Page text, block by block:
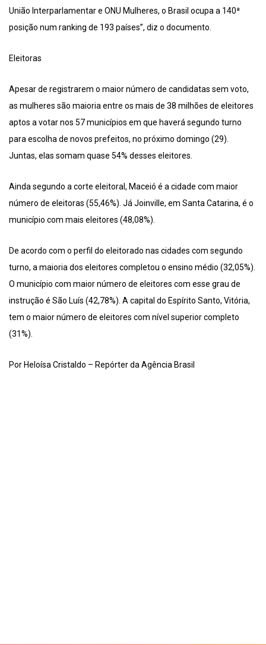
União Interparlamentar e ONU Mulheres, o Brasil ocupa a 140ª
posição num ranking de 193 países”, diz o documento.
Eleitoras
Apesar de registrarem o maior número de candidatas sem voto,
as mulheres são maioria entre os mais de 38 milhões de eleitores
aptos a votar nos 57 municípios em que haverá segundo turno
para escolha de novos prefeitos, no próximo domingo (29).
Juntas, elas somam quase 54% desses eleitores.
Ainda segundo a corte eleitoral, Maceió é a cidade com maior
número de eleitoras (55,46%). Já Joinville, em Santa Catarina, é o
município com mais eleitores (48,08%).
De acordo com o perfil do eleitorado nas cidades com segundo
turno, a maioria dos eleitores completou o ensino médio (32,05%).
O município com maior número de eleitores com esse grau de
instrução é São Luís (42,78%). A capital do Espírito Santo, Vitória,
tem o maior número de eleitores com nível superior completo
(31%).
Por Heloísa Cristaldo – Repórter da Agência Brasil